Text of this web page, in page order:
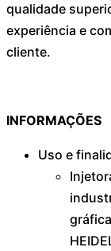
qualidade
experiência e
cliente.
INFORMAÇÕES
Uso e